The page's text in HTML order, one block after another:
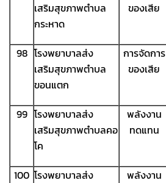
เสริมสุขภาพตำบล
กระหาด
ของเสีย
98 โรงพยาบาลส่ง
เสริมสุขภาพตำบล
ขอนแตก
การจัดการ
ของเสีย
99 โรงพยาบาลส่ง
เสริมสุขภาพตำบลคอ
โค
พลังงาน
ทดแทน
100 โรงพยาบาลส่ง
พลังงาน